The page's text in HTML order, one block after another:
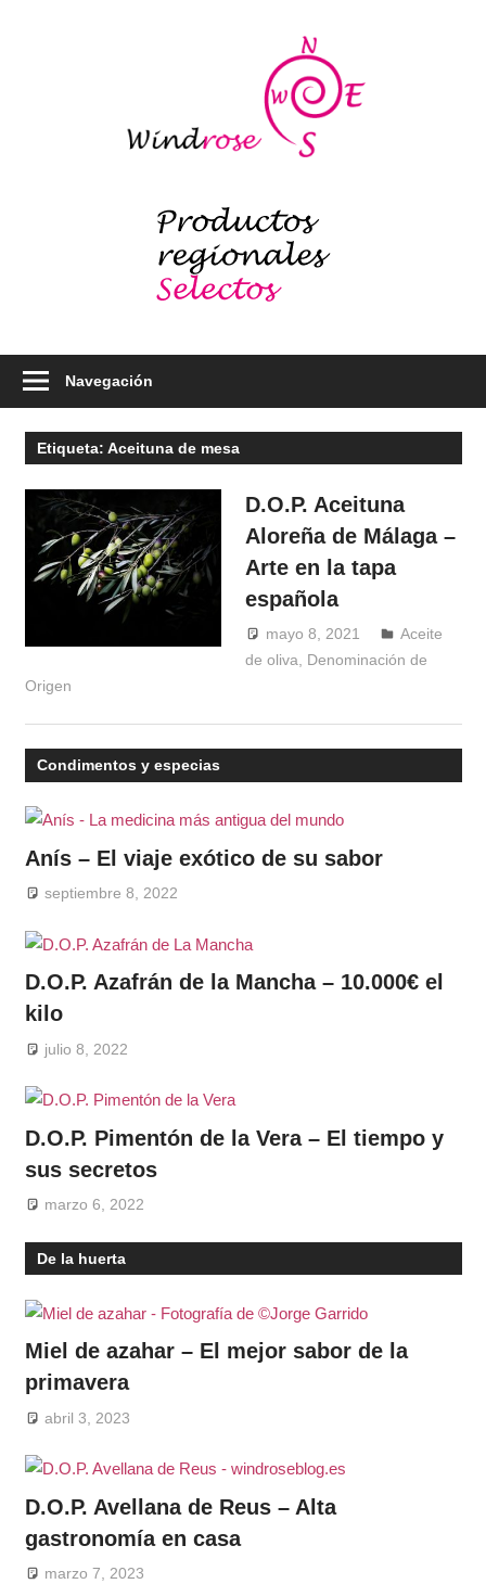
Navegación
Etiqueta: Aceituna de mesa
D.O.P. Aceituna
Aloreña de Málaga –
Arte en la tapa
española
mayo 8, 2021 Windrose
Aceite
de oliva, Denominación de
Origen
Condimentos y especias
Anís – El viaje exótico de su sabor
septiembre 8, 2022
D.O.P. Azafrán de la Mancha – 10.000€ el
kilo
julio 8, 2022
D.O.P. Pimentón de la Vera – El tiempo y
sus secretos
marzo 6, 2022
De la huerta
Miel de azahar – El mejor sabor de la
primavera
abril 3, 2023
D.O.P. Avellana de Reus – Alta
gastronomía en casa
marzo 7, 2023